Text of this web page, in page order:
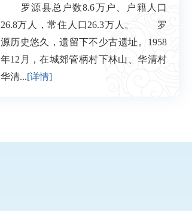
罗源县总户数8.6万户、户籍人口
26.8万人，常住人口26.3万人。 罗
源历史悠久，遗留下不少古遗址。1958
年12月，在城郊管柄村下林山、华清村
华清...[详情]